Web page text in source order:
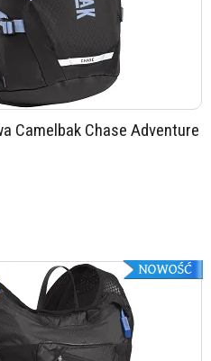
Camelbak Chase Adventure